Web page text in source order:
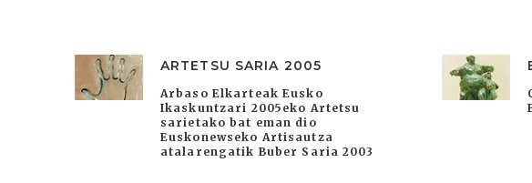
ARTETSU SARIA 2005
Arbaso Elkarteak Eusko
Ikaskuntzari 2005eko Artetsu
sarietako bat eman dio
Euskonewseko Artisautza
atalarengatik Buber Saria 2003